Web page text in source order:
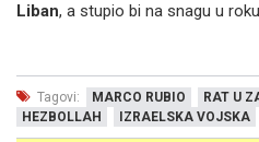
Liban, a stupio bi na snagu u
Tagovi: MARCO RUBIO RAT U
HEZBOLLAH
IZRAELSKA VOJSKA